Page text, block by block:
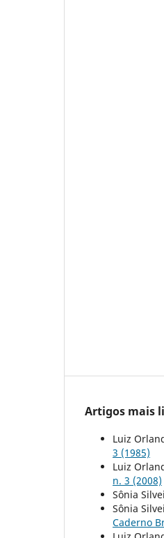
Artigos mais
Luiz
3 (1985)
Luiz
n. 3 (2008)
Sônia
Sônia
Caderno